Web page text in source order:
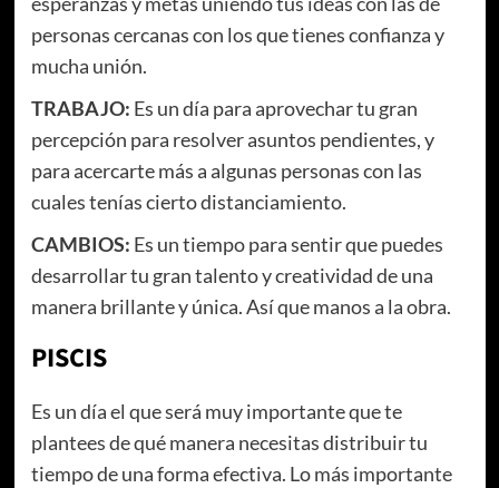
personas cercanas con los que tienes confianza y
mucha unión.
TRABAJO: Es un día para aprovechar tu gran
percepción para resolver asuntos pendientes, y
para acercarte más a algunas personas con las
cuales tenías cierto distanciamiento.
CAMBIOS: Es un tiempo para sentir que puedes
desarrollar tu gran talento y creatividad de una
manera brillante y única. Así que manos a la obra.
PISCIS
Es un día el que será muy importante que te
plantees de qué manera necesitas distribuir tu
tiempo de una forma efectiva. Lo más importante